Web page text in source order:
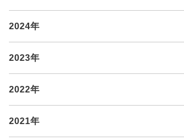
2024年
2023年
2022年
2021年